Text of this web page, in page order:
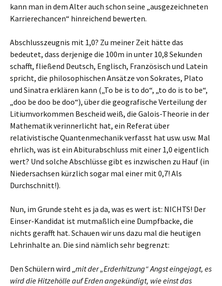
kann man in dem Alter auch schon seine „ausgezeichneten
Karrierechancen“ hinreichend bewerten.
Abschlusszeugnis mit 1,0? Zu meiner Zeit hätte das
bedeutet, dass derjenige die 100m in unter 10,8 Sekunden
schafft, fließend Deutsch, Englisch, Französisch und Latein
spricht, die philosophischen Ansätze von Sokrates, Plato
und Sinatra erklären kann („To be is to do“, „to do is to be“,
„doo be doo be doo“), über die geografische Verteilung der
Litiumvorkommen Bescheid weiß, die Galois-Theorie in der
Mathematik verinnerlicht hat, ein Referat über
relativistische Quantenmechanik verfasst hat usw. usw. Mal
ehrlich, was ist ein Abiturabschluss mit einer 1,0 eigentlich
wert? Und solche Abschlüsse gibt es inzwischen zu Hauf (in
Niedersachsen kürzlich sogar mal einer mit 0,7! Als
Durchschnitt!).
Nun, im Grunde steht es ja da, was es wert ist: NICHTS! Der
Einser-Kandidat ist mutmaßlich eine Dumpfbacke, die
nichts gerafft hat. Schauen wir uns dazu mal die heutigen
Lehrinhalte an. Die sind nämlich sehr begrenzt:
Den Schülern wird „mit der „Erderhitzung“ Angst eingejagt, es
wird die Hitzehölle auf Erden angekündigt, wie einst das